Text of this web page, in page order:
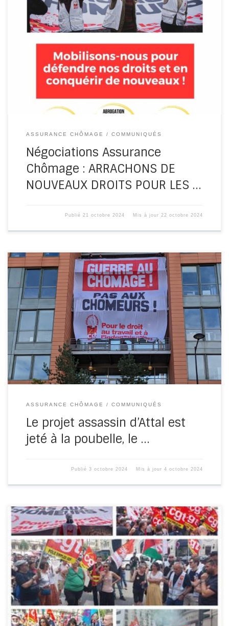
aux batailles menées par la CGT et ses comités de
travailleurs […]
ASSURANCE CHÔMAGE COMMUNIQUÉS
Négociations Assurance
Chômage : ARRACHONS DE
NOUVEAUX DROITS POUR LES …
Publié21 octobre 2024 Mis à jour22 octobre 2024
Le 1er octobre, alors que 170 000 travailleurs défilaient
dans la rue, le premier ministre Michel Barnier confirmait
l’abandon définitif […]
ASSURANCE CHÔMAGE COMMUNIQUÉS
Le projet assassin d’Attal est
jeté à la poubelle, le …
Publié3 octobre 2024 Mis à jour4 octobre 2024
Au nom du désendettement, le gouvernement s’apprête
à imposer une cinquième réforme assassine, sacrifiant
non seulement les droits des travailleurs […]